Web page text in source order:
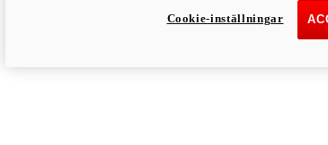
Cookie-inställningar